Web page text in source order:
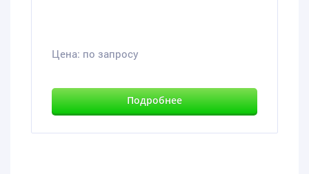
Цена: по запросу
Подробнее